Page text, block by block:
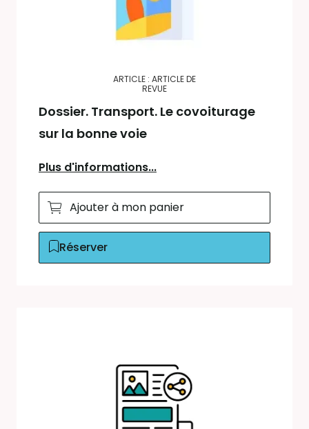
ARTICLE : ARTICLE DE
REVUE
Dossier. Transport. Le covoiturage
sur la bonne voie
Plus d'informations...
Ajouter à mon panier
Réserver